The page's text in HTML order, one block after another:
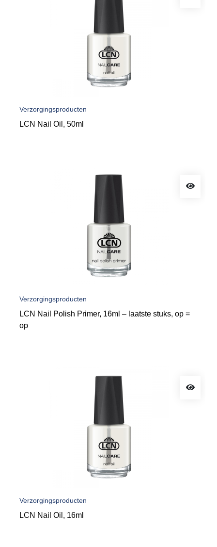
Verzorgingsproducten
LCN Nail Oil, 50ml
Verzorgingsproducten
LCN Nail Polish Primer, 16ml – laatste stuks, op =
op
Verzorgingsproducten
LCN Nail Oil, 16ml